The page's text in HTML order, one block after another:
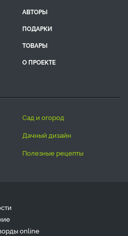
АВТОРЫ
ПОДАРКИ
ТОВАРЫ
О ПРОЕКТЕ
сад и огород
дачный дизайн
полезные рецепты
online